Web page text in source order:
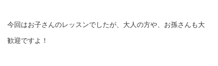
今回はお子さんのレッスンでしたが、大人の方や、お孫さんも大
歓迎ですよ！